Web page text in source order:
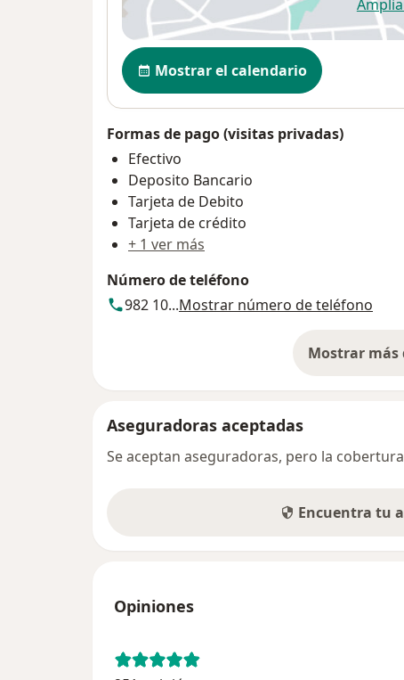
se
Disponibilidad
Mostrar el calendario
Formas de pago (visitas privadas)
Efectivo
Deposito Bancario
Tarjeta de Debito
Tarjeta de crédito
+ 1 ver más
Número de teléfono
982 10...Mostrar número de teléfono
Mostrar más
Aseguradoras aceptadas
Se aceptan aseguradoras, pero la
Encuentra tu
Opiniones